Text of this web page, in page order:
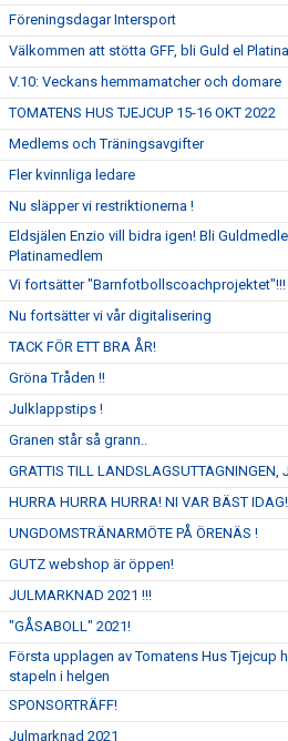
Föreningsdagar Intersport
Välkommen att stötta GFF, bli Guld el
V.10: Veckans hemmamatcher och domare
TOMATENS HUS TJEJCUP 15-16 OKT 2022
Medlems och Träningsavgifter
Fler kvinnliga ledare
Nu släpper vi restriktionerna !
Eldsjälen Enzio vill bidra igen! Bli
Platinamedlem
Vi fortsätter "Barnfotbollscoachprojektet"!!!
Nu fortsätter vi vår digitalisering
TACK FÖR ETT BRA ÅR!
Gröna Tråden !!
Julklappstips !
Granen står så grann..
GRATTIS TILL LANDSLAGSUTTAGNINGEN,
HURRA HURRA HURRA! NI VAR BÄST IDAG!
UNGDOMSTRÄNARMÖTE PÅ ÖRENÄS !
GUTZ webshop är öppen!
JULMARKNAD 2021 !!!
"GÅSABOLL" 2021!
Första upplagen av Tomatens Hus Tjejcup
stapeln i helgen
SPONSORTRÄFF!
Julmarknad 2021